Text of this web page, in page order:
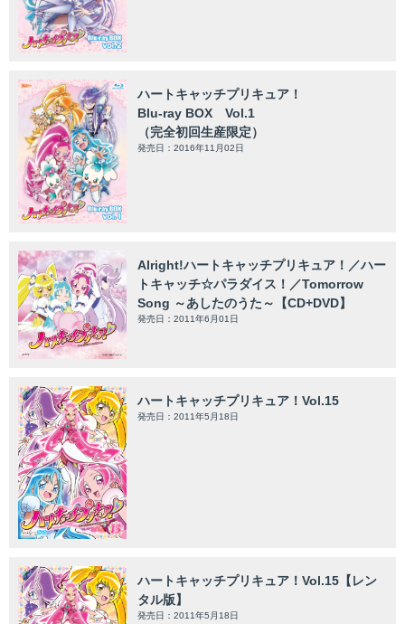
ハートキャッチプリキュア！
Blu-ray BOX Vol.1
（完全初回生産限定）
発売日：2016年11月02日
Alright!ハートキャッチプリキュア！／ハー
トキャッチ☆パラダイス！／Tomorrow
Song ～あしたのうた～【CD+DVD】
発売日：2011年6月01日
ハートキャッチプリキュア！Vol.15
発売日：2011年5月18日
ハートキャッチプリキュア！Vol.15【レン
タル版】
発売日：2011年5月18日